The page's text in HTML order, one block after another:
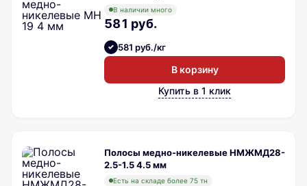
В наличии много
581 руб.
581 руб./кг
В корзину
Купить в 1 клик
Полосы медно-никелевые НМЖМД28-
2.5-1.5 4.5 мм
Есть на складе более 75 тн